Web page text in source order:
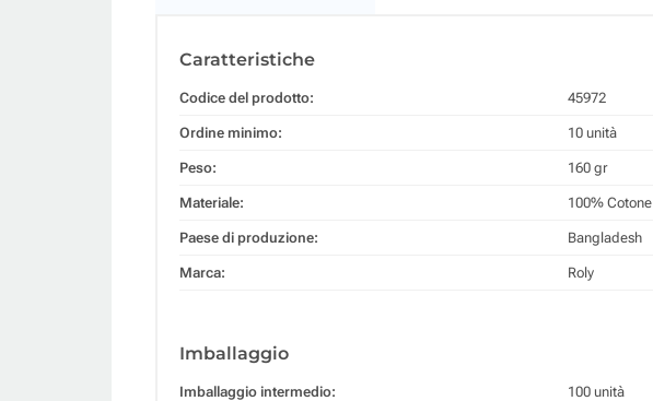
Caratteristiche
Codice del prodotto: 45972
Ordine minimo: 10 unità
Peso: 160 gr
Materiale: 100% Cotone
Paese di produzione: Bangladesh
Marca: Roly
Imballaggio
Imballaggio intermedio: 100 unità